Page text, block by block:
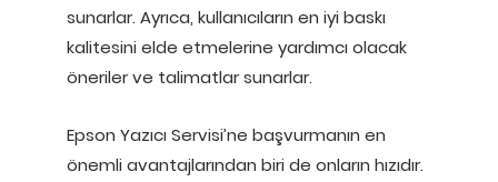
sunarlar. Ayrıca, kullanıcıların en iyi baskı
kalitesini elde etmelerine yardımcı olacak
öneriler ve talimatlar sunarlar.
Epson Yazıcı Servisi’ne başvurmanın en
önemli avantajlarından biri de onların hızıdır.